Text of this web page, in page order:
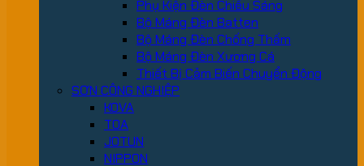
Phụ Kiện Đèn Chiếu Sáng
Bộ Máng Đèn Batten
Bộ Máng Đèn Chống Thấm
Bộ Máng Đèn Xương Cá
Thiết Bị Cảm Biến Chuyển Động
SƠN CÔNG NGHIỆP
KOVA
TOA
JOTUN
NIPPON